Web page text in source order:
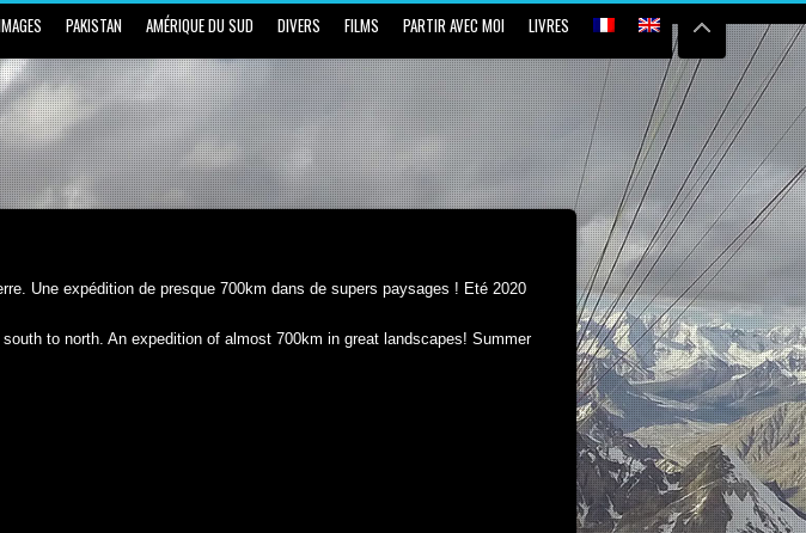
PAKISTAN AMÉRIQUE DU SUD DIVERS FILMS PARTIR AVEC MOI LIVRES
Une expédition de presque 700km dans de supers paysages ! Eté 2020
to north. An expedition of almost 700km in great landscapes! Summer